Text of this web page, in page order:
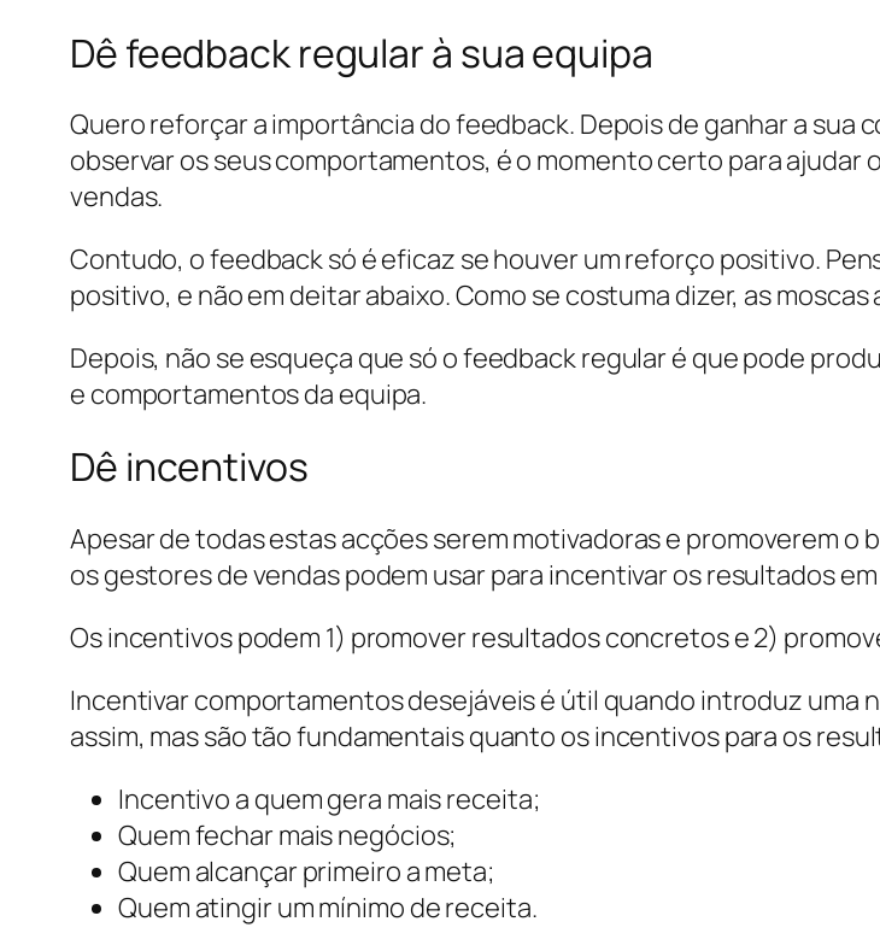
Dê feedback regular à sua equipa
Quero reforçar a importância do feedback. Depois de ganhar a sua
observar os seus comportamentos, é o momento certo para
vendas.
Contudo, o feedback só é eficaz se houver um reforço positivo.
positivo, e não em deitar abaixo. Como se costuma dizer, as
Depois, não se esqueça que só o feedback regular é que pode
e comportamentos da equipa.
Dê incentivos
Apesar de todas estas acções serem motivadoras e promoverem
os gestores de vendas podem usar para incentivar os resultados
Os incentivos podem 1) promover resultados concretos e 2)
Incentivar comportamentos desejáveis é útil quando introduz uma
assim, mas são tão fundamentais quanto os incentivos para os
Incentivo a quem gera mais receita;
Quem fechar mais negócios;
Quem alcançar primeiro a meta;
Quem atingir um mínimo de receita.